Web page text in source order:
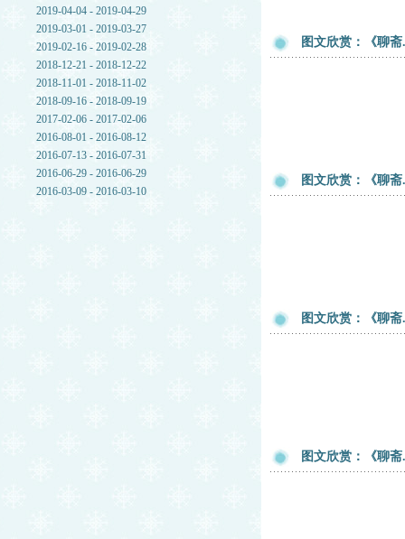
2019-04-04 - 2019-04-29
2019-03-01 - 2019-03-27
2019-02-16 - 2019-02-28
2018-12-21 - 2018-12-22
2018-11-01 - 2018-11-02
2018-09-16 - 2018-09-19
2017-02-06 - 2017-02-06
2016-08-01 - 2016-08-12
2016-07-13 - 2016-07-31
2016-06-29 - 2016-06-29
2016-03-09 - 2016-03-10
图文欣赏：《聊
图文欣赏：《聊
图文欣赏：《聊
图文欣赏：《聊